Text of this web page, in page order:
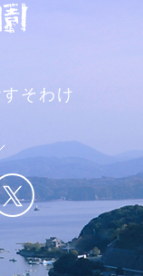
そわけ